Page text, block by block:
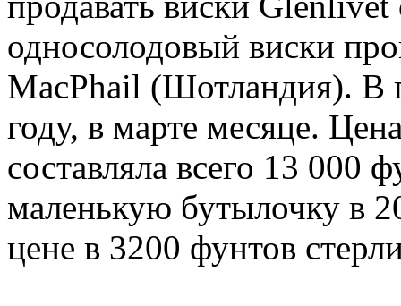
односолодовый виски
MacPhail (Шотландия). В
году, в марте месяце.
составляла всего 13 000
маленькую бутылочку в
цене в 3200 фунтов